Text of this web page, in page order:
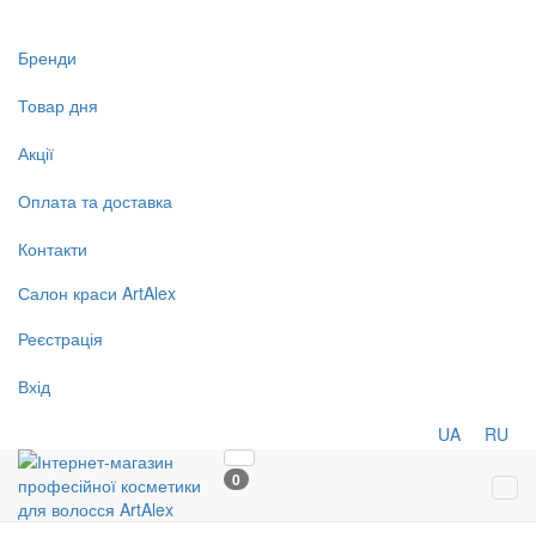
Бренди
Товар дня
Акції
Оплата та доставка
Контакти
Салон краси ArtAlex
Реєстрація
Вхід
UA RU
0